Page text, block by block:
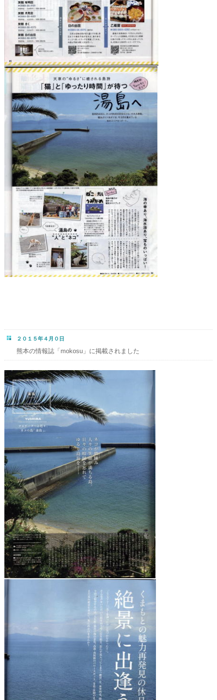
２０１５年４月０日
熊本の情報誌「mokosu」に掲載されました